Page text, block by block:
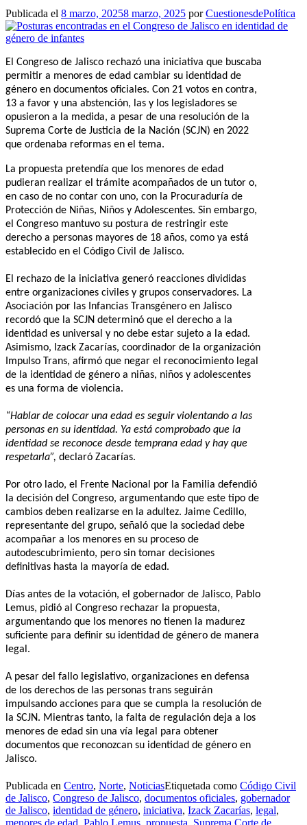
Publicada el 8 marzo, 20258 marzo, 2025 porCuestionesdePolítica
El Congreso de Jalisco rechazó una iniciativa que buscaba
permitir a menores de edad cambiar su identidad de
género en documentos oficiales. Con 21 votos en contra,
13 a favor y una abstención, las y los legisladores se
opusieron a la medida, a pesar de una resolución de la
Suprema Corte de Justicia de la Nación (SCJN) en 2022
que ordenaba reformas en el tema.
La propuesta pretendía que los menores de edad
pudieran realizar el trámite acompañados de un tutor o,
en caso de no contar con uno, con la Procuraduría de
Protección de Niñas, Niños y Adolescentes. Sin embargo,
el Congreso mantuvo su postura de restringir este
derecho a personas mayores de 18 años, como ya está
establecido en el Código Civil de Jalisco.
El rechazo de la iniciativa generó reacciones divididas
entre organizaciones civiles y grupos conservadores. La
Asociación por las Infancias Transgénero en Jalisco
recordó que la SCJN determinó que el derecho a la
identidad es universal y no debe estar sujeto a la edad.
Asimismo, Izack Zacarías, coordinador de la organización
Impulso Trans, afirmó que negar el reconocimiento legal
de la identidad de género a niñas, niños y adolescentes
es una forma de violencia.
“Hablar de colocar una edad es seguir violentando a las
personas en su identidad. Ya está comprobado que la
identidad se reconoce desde temprana edad y hay que
respetarla”, declaró Zacarías.
Por otro lado, el Frente Nacional por la Familia defendió
la decisión del Congreso, argumentando que este tipo de
cambios deben realizarse en la adultez. Jaime Cedillo,
representante del grupo, señaló que la sociedad debe
acompañar a los menores en su proceso de
autodescubrimiento, pero sin tomar decisiones
definitivas hasta la mayoría de edad.
Días antes de la votación, el gobernador de Jalisco, Pablo
Lemus, pidió al Congreso rechazar la propuesta,
argumentando que los menores no tienen la madurez
suficiente para definir su identidad de género de manera
legal.
A pesar del fallo legislativo, organizaciones en defensa
de los derechos de las personas trans seguirán
impulsando acciones para que se cumpla la resolución de
la SCJN. Mientras tanto, la falta de regulación deja a los
menores de edad sin una vía legal para obtener
documentos que reconozcan su identidad de género en
Jalisco.
Publicada en Centro, Norte, NoticiasEtiquetada como Código Civil
de Jalisco, Congreso de Jalisco, documentos oficiales, gobernador
de Jalisco, identidad de género, iniciativa, Izack Zacarías, legal,